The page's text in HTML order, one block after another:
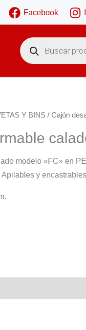
Facebook
B
ú
s
e
e
p
o
d
c
t
o
Y BINS / Cajón
modelo «FC» en
y